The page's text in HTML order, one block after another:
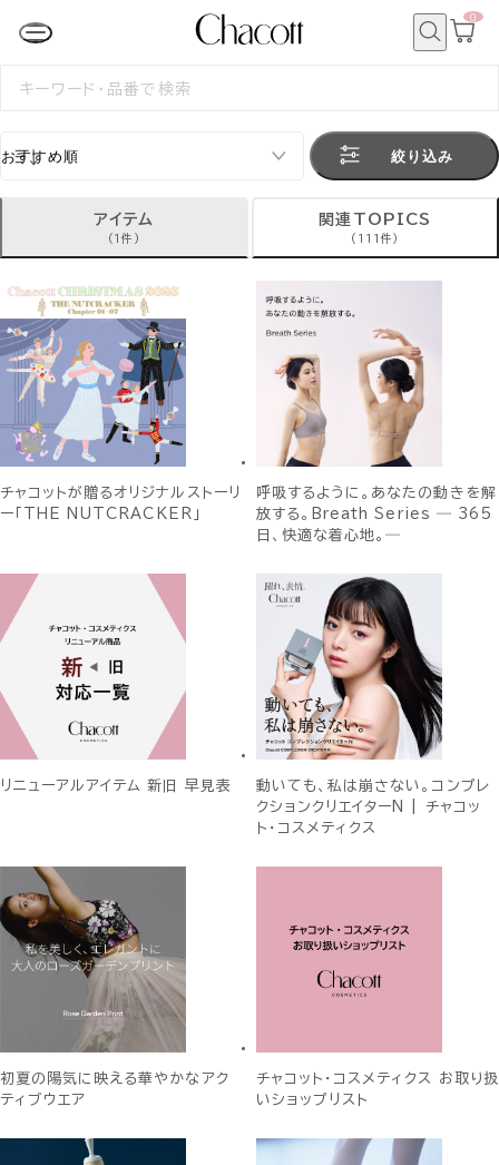
カ
0
検
絞り込み
アイテム
(1件)
関連TOPICS
(111件)
チャコットが贈るオリジナルストーリ
ー「THE NUTCRACKER」
呼吸するように。あなたの動きを解
放する。Breath Series ― 365
日、快適な着心地。―
リニューアルアイテム 新旧 早見表
動いても、私は崩さない。コンプレ
クションクリエイターN | チャコッ
ト・コスメティクス
初夏の陽気に映える華やかなアク
ティブウエア
チャコット・コスメティクス お取り扱
いショップリスト